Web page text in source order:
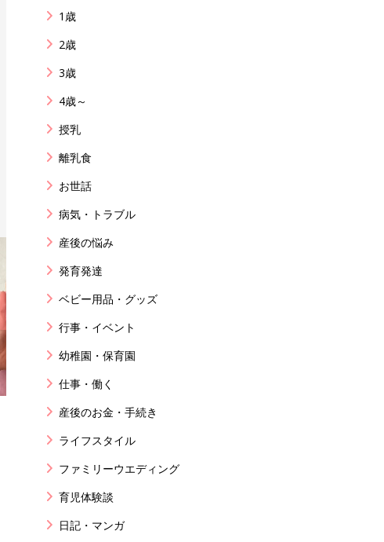
1歳
2歳
3歳
4歳～
授乳
離乳食
お世話
病気・トラブル
産後の悩み
発育発達
ベビー用品・グッズ
行事・イベント
幼稚園・保育園
仕事・働く
産後のお金・手続き
ライフスタイル
ファミリーウエディング
育児体験談
日記・マンガ